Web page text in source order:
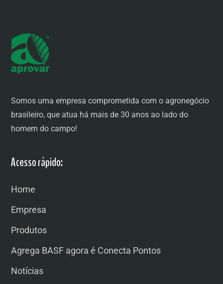
Somos uma empresa comprometida com o agronegócio
brasileiro, que atua há mais de 30 anos ao lado do
homem do campo!
Acesso rápido:
Home
Empresa
Produtos
Agrega BASF agora é Conecta Pontos
Notícias